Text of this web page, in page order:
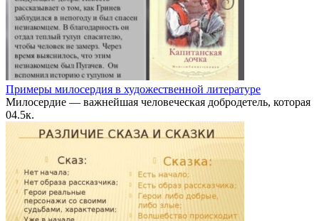
Примеры милосердия в художественной литературе
Милосердие — важнейшая человеческая добродетель, которая
04.5к.